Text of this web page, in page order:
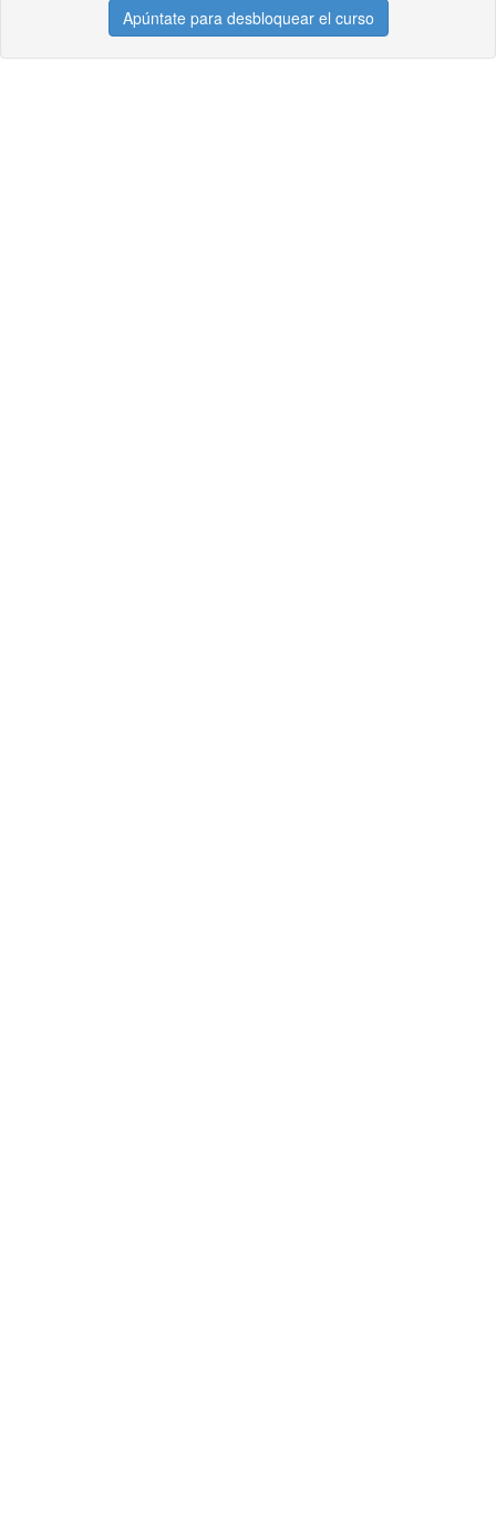
Apúntate para desbloquear el curso